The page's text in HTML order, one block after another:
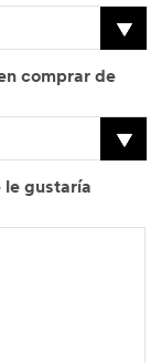
comprar de
le gustaría